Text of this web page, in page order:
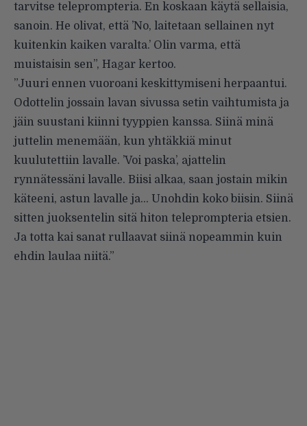
tarvitse teleprompteria. En koskaan käytä sellaisia,
sanoin. He olivat, että ’No, laitetaan sellainen nyt
kuitenkin kaiken varalta.’ Olin varma, että
muistaisin sen”, Hagar kertoo.
”Juuri ennen vuoroani keskittymiseni herpaantui.
Odottelin jossain lavan sivussa setin vaihtumista ja
jäin suustani kiinni tyyppien kanssa. Siinä minä
juttelin menemään, kun yhtäkkiä minut
kuulutettiin lavalle. ’Voi paska’, ajattelin
rynnätessäni lavalle. Biisi alkaa, saan jostain mikin
käteeni, astun lavalle ja… Unohdin koko biisin. Siinä
sitten juoksentelin sitä hiton teleprompteria etsien.
Ja totta kai sanat rullaavat siinä nopeammin kuin
ehdin laulaa niitä.”